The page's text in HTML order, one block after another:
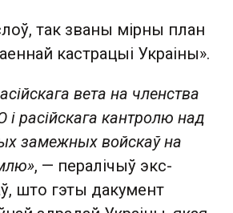
так званы мірны план
кастрацыі Украіны».
вета на членства
і расійскага кантролю над
замежных войскаў на
, — пералічыў экс-
што гэты дакумент